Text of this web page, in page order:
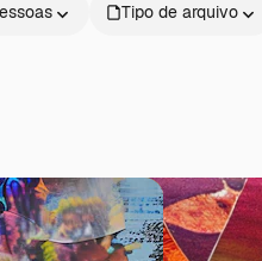
Tipo de arquivo